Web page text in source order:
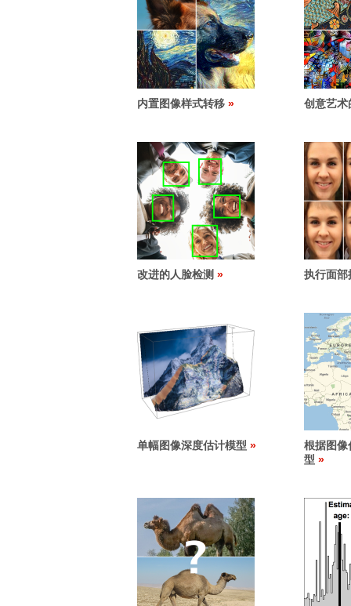
内置图像样式转移 创意艺术
改进的人脸检测 执行面部
单幅图像深度估计模型
根据图像
型